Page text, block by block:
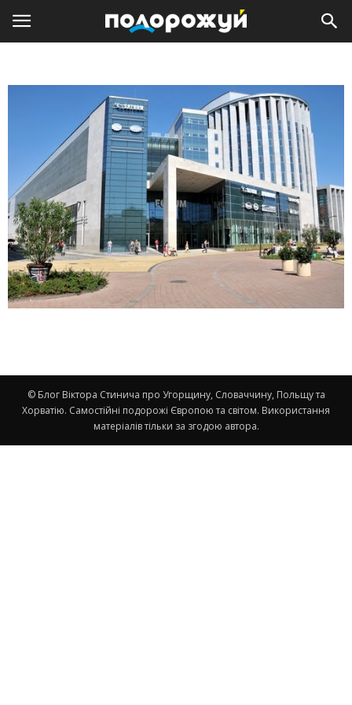
© Блог Віктора Стинича про Угорщину, Словаччину, Польщу та
Хорватію. Самостійні подорожі Європою та світом. Використання
матеріалів тільки за згодою автора.